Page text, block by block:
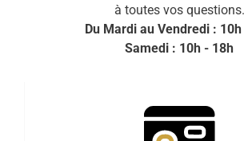
à toutes vos questions.
Du Mardi au Vendredi :
Samedi : 10h - 18h